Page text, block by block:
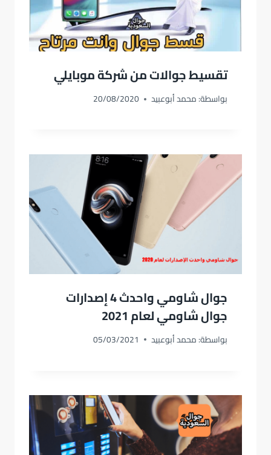
تقسيط جوالات من شركة موبايلي
بواسطة:محمد أبوعبيد 20/08/2020
جوال شاومي واحدث 4 إصدارات
جوال شاومي لعام 2021
بواسطة:محمد أبوعبيد 05/03/2021